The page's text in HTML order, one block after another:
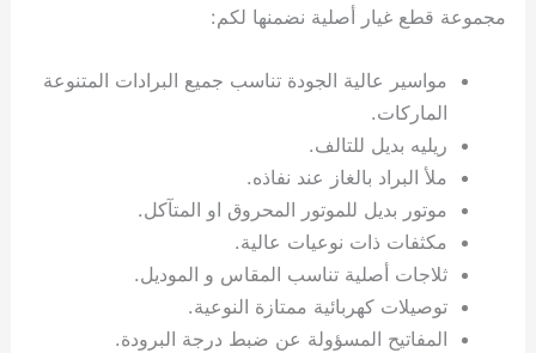
مجموعة قطع غيار أصلية نضمنها لكم:
مواسير عالية الجودة تناسب جميع البرادات المتنوعة
الماركات.
ريليه بديل للتالف.
ملأ البراد بالغاز عند نفاذه.
موتور بديل للموتور المحروق او المتآكل.
مكثفات ذات نوعيات عالية.
ثلاجات أصلية تناسب المقاس و الموديل.
توصيلات كهربائية ممتازة النوعية.
المفاتيح المسؤولة عن ضبط درجة البرودة.